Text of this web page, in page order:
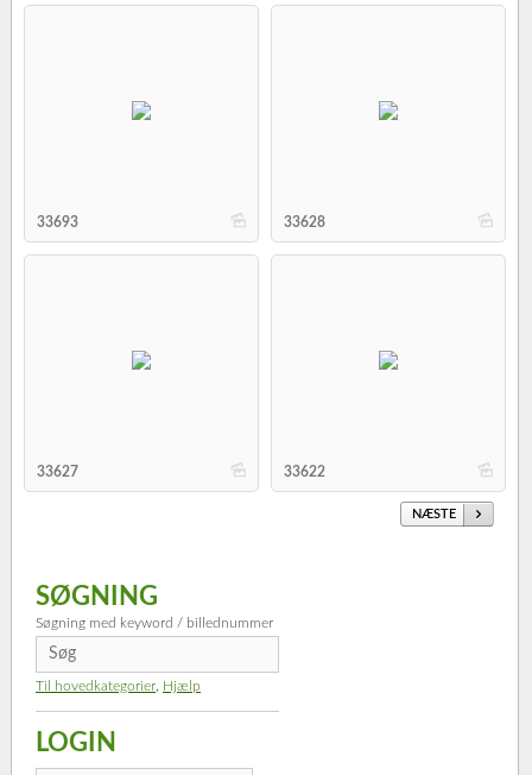
b
33693 b
33628
b
33627 b
33622
NÆSTE
SØGNING
Søgning med keyword / billednummer
Til hovedkategorier Hjælp
LOGIN